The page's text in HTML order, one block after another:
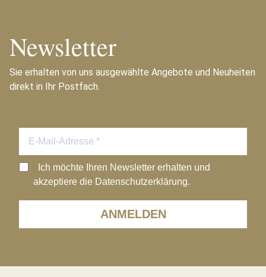
Newsletter
Sie erhalten von uns ausgewählte Angebote und Neuheiten
direkt in Ihr Postfach.
ANMELDEN
Ich möchte Ihren Newsletter erhalten und
akzeptiere die Datenschutzerklärung.